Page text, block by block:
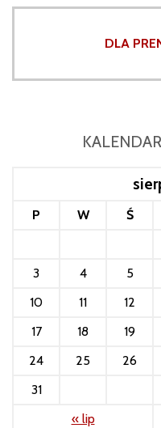
DLA
P W Ś
3
4 5
10
11 12
17
18 19
24
25 26
31
« lip